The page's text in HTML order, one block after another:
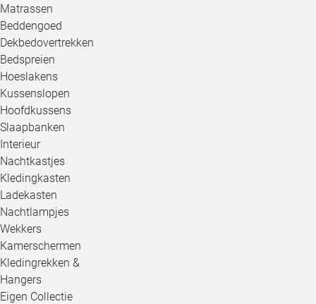
Matrassen
Beddengoed
Dekbedovertrekken
Bedspreien
Hoeslakens
Kussenslopen
Hoofdkussens
Slaapbanken
Interieur
Nachtkastjes
Kledingkasten
Ladekasten
Nachtlampjes
Wekkers
Kamerschermen
Kledingrekken &
Hangers
Eigen Collectie